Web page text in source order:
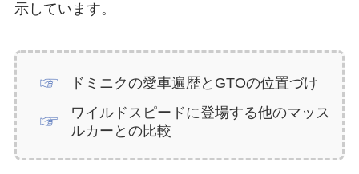
示しています。
ドミニクの愛車遍歴とGTOの位置づけ
ワイルドスピードに登場する他のマッス
ルカーとの比較